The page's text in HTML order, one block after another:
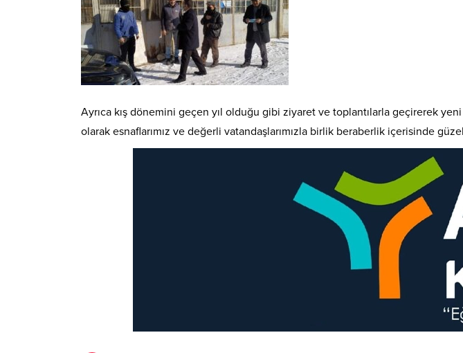
Ayrıca kış dönemini geçen yıl olduğu gibi ziyaret ve toplantılarla geçirerek
olarak esnaflarımız ve değerli vatandaşlarımızla birlik beraberlik içerisinde